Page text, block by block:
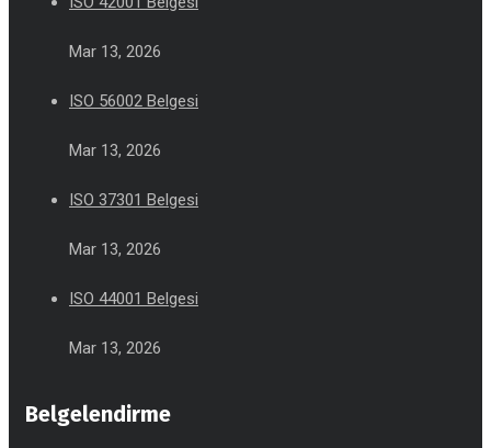
Mar 13, 2026
ISO 56002 Belgesi
Mar 13, 2026
ISO 37301 Belgesi
Mar 13, 2026
ISO 44001 Belgesi
Mar 13, 2026
Belgelendirme